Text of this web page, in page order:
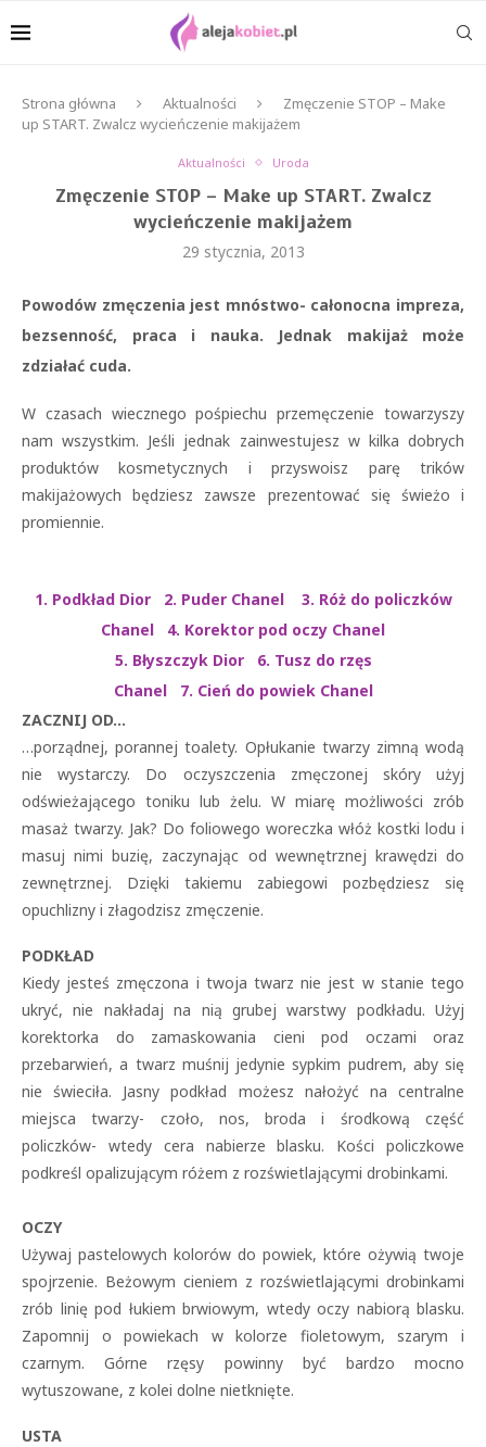
Strona główna Aktualności
Zmęczenie STOP – Make
up START. Zwalcz wycieńczenie makijażem
Aktualności Uroda
Zmęczenie STOP – Make up START. Zwalcz
wycieńczenie makijażem
29 stycznia, 2013
Powodów zmęczenia jest mnóstwo- całonocna impreza,
bezsenność, praca i nauka. Jednak makijaż może
zdziałać cuda.
W czasach wiecznego pośpiechu przemęczenie towarzyszy
nam wszystkim. Jeśli jednak zainwestujesz w kilka dobrych
produktów kosmetycznych i przyswoisz parę trików
makijażowych będziesz zawsze prezentować się świeżo i
promiennie.
1. Podkład Dior 2. Puder Chanel 3. Róż do policzków
Chanel 4. Korektor pod oczy Chanel
5. Błyszczyk Dior 6. Tusz do rzęs
Chanel 7. Cień do powiek Chanel
ZACZNIJ OD…
…porządnej, porannej toalety. Opłukanie twarzy zimną wodą
nie wystarczy. Do oczyszczenia zmęczonej skóry użyj
odświeżającego toniku lub żelu. W miarę możliwości zrób
masaż twarzy. Jak? Do foliowego woreczka włóż kostki lodu i
masuj nimi buzię, zaczynając od wewnętrznej krawędzi do
zewnętrznej. Dzięki takiemu zabiegowi pozbędziesz się
opuchlizny i złagodzisz zmęczenie.
PODKŁAD
Kiedy jesteś zmęczona i twoja twarz nie jest w stanie tego
ukryć, nie nakładaj na nią grubej warstwy podkładu. Użyj
korektorka do zamaskowania cieni pod oczami oraz
przebarwień, a twarz muśnij jedynie sypkim pudrem, aby się
nie świeciła. Jasny podkład możesz nałożyć na centralne
miejsca twarzy- czoło, nos, broda i środkową część
policzków- wtedy cera nabierze blasku. Kości policzkowe
podkreśl opalizującym różem z rozświetlającymi drobinkami.
OCZY
Używaj pastelowych kolorów do powiek, które ożywią twoje
spojrzenie. Beżowym cieniem z rozświetlającymi drobinkami
zrób linię pod łukiem brwiowym, wtedy oczy nabiorą blasku.
Zapomnij o powiekach w kolorze fioletowym, szarym i
czarnym. Górne rzęsy powinny być bardzo mocno
wytuszowane, z kolei dolne nietknięte.
USTA